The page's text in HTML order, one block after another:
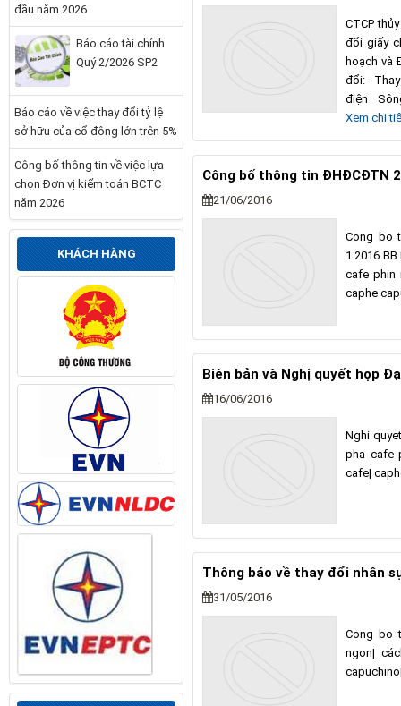
CTCP
đổi giấy
hoạch và
đổi: -
điện
Xem chi
Công bố thông tin ĐHĐCĐTN
21/06/2016
Cong bo
1.2016
cafe phin
caphe
Biên bản và Nghị quyết họp
16/06/2016
Nghi
pha cafe
cafe|
Thông báo về thay đổi nhân
31/05/2016
Cong bo
ngon|
đầu năm 2026
Báo cáo tài chính
Quý 2/2026 SP2
Báo cáo về việc thay đổi tỷ lệ
sở hữu của cổ đông lớn trên 5%
Công bố thông tin về việc lựa
chọn Đơn vị kiểm toán BCTC
năm 2026
KHÁCH HÀNG